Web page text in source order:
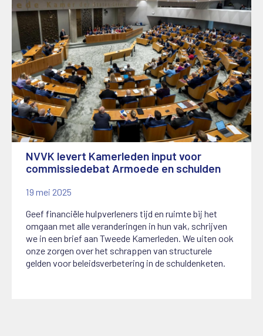
NVVK levert Kamerleden input voor
commissiedebat Armoede en schulden
19 mei 2025
Geef financiële hulpverleners tijd en ruimte bij het
omgaan met alle veranderingen in hun vak, schrijven
we in een brief aan Tweede Kamerleden. We uiten ook
onze zorgen over het schrappen van structurele
gelden voor beleidsverbetering in de schuldenketen.